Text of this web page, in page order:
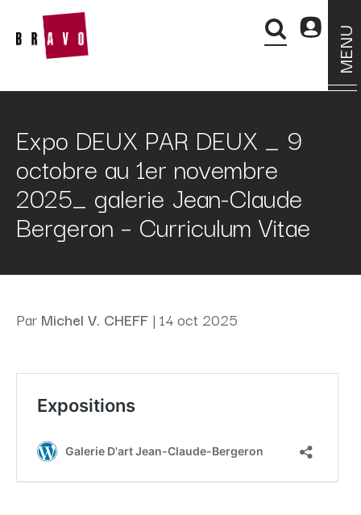
MENU
Expo DEUX PAR DEUX _ 9
octobre au 1er novembre
2025_ galerie Jean-Claude
Bergeron – Curriculum Vitae
Par Michel V. CHEFF | 14 oct 2025